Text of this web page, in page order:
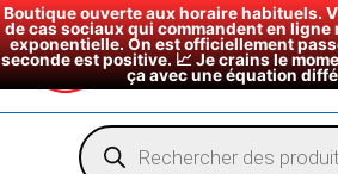
Boutique ouverte aux horaire habituels.
de cas sociaux qui commandent en
exponentielle. On est officiellement
seconde est positive. 📈 Je crains le
ça avec une équation
Recherche
de
produits